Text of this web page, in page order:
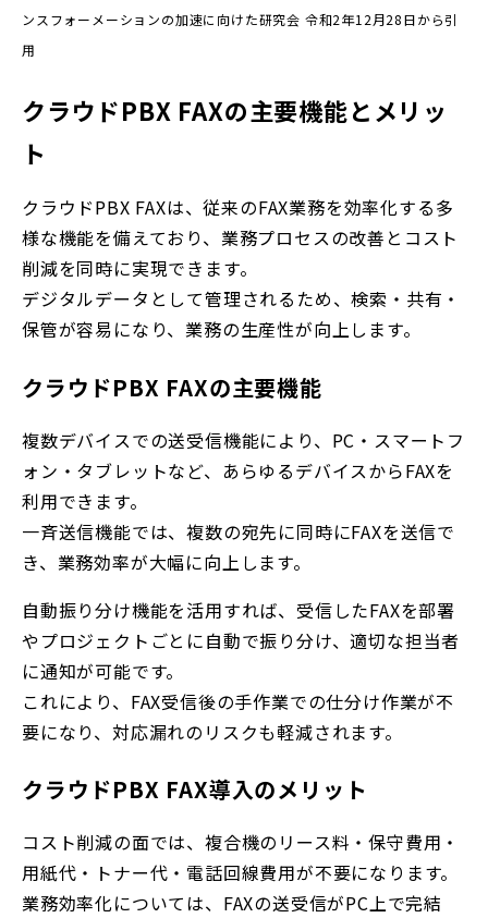
ンスフォーメーションの加速に向けた研究会 令和2年12月28日から引
用
クラウドPBX FAXの主要機能とメリッ
ト
クラウドPBX FAXは、従来のFAX業務を効率化する多
様な機能を備えており、業務プロセスの改善とコスト
削減を同時に実現できます。
デジタルデータとして管理されるため、検索・共有・
保管が容易になり、業務の生産性が向上します。
クラウドPBX FAXの主要機能
複数デバイスでの送受信機能により、PC・スマートフ
ォン・タブレットなど、あらゆるデバイスからFAXを
利用できます。
一斉送信機能では、複数の宛先に同時にFAXを送信で
き、業務効率が大幅に向上します。
自動振り分け機能を活用すれば、受信したFAXを部署
やプロジェクトごとに自動で振り分け、適切な担当者
に通知が可能です。
これにより、FAX受信後の手作業での仕分け作業が不
要になり、対応漏れのリスクも軽減されます。
クラウドPBX FAX導入のメリット
コスト削減の面では、複合機のリース料・保守費用・
用紙代・トナー代・電話回線費用が不要になります。
業務効率化については、FAXの送受信がPC上で完結